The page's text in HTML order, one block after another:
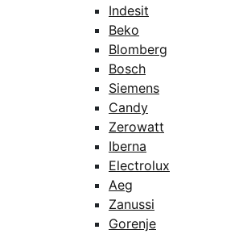
Indesit
Beko
Blomberg
Bosch
Siemens
Candy
Zerowatt
Iberna
Electrolux
Aeg
Zanussi
Gorenje